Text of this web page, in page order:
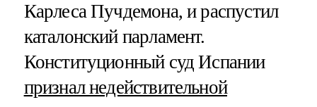
Карлеса Пучдемона, и распустил
каталонский парламент.
Конституционный суд Испании
признал недействительной